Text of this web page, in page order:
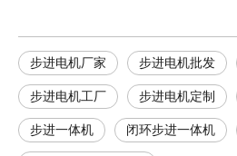
步进电机厂家 步进电机批发
步进电机工厂 步进电机定制
步进一体机 闭环步进一体机